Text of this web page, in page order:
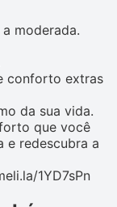
moderada.
conforto extras
da sua vida.
que você
e redescubra a
1YD7sPn